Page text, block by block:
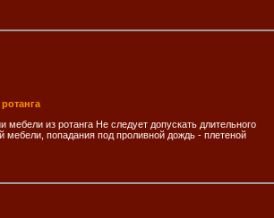
мебели из ротанга Не следует допускать длительного
мебели, попадания под проливной дождь - плетеной